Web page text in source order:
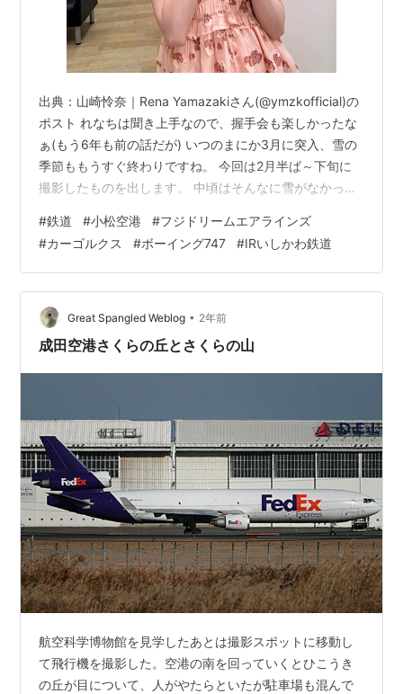
出典：山崎怜奈｜Rena Yamazakiさん(@ymzkofficial)の
ポスト れなちは聞き上手なので、握手会も楽しかったな
ぁ(もう6年も前の話だが) いつのまにか3月に突入、雪の
季節ももうすぐ終わりですね。 今回は2月半ば～下旬に
撮影したものを出します。 中頃はそんなに雪がなかった
丹生明里さん、おめでとうございます。 IRいしかわIR23
編成 1644M 黄土アクセントになって初撮影。 塗装変更
したてなのでピカピカでした。 IRいしかわIR23編成
1651M 折り返して金沢へ。 尾灯点灯～全部消灯～前照灯
点灯を撮影できました…
#鉄道 #小松空港 #フジドリームエアラインズ
#カーゴルクス #ボーイング747 #IRいしかわ鉄道
Great Spangled Weblog • 2年前
成田空港さくらの丘とさくらの山
航空科学博物館を見学したあとは撮影スポットに移動し
て飛行機を撮影した。空港の南を回っていくとひこうき
の丘が目について、人がやたらといたが駐車場も混んで